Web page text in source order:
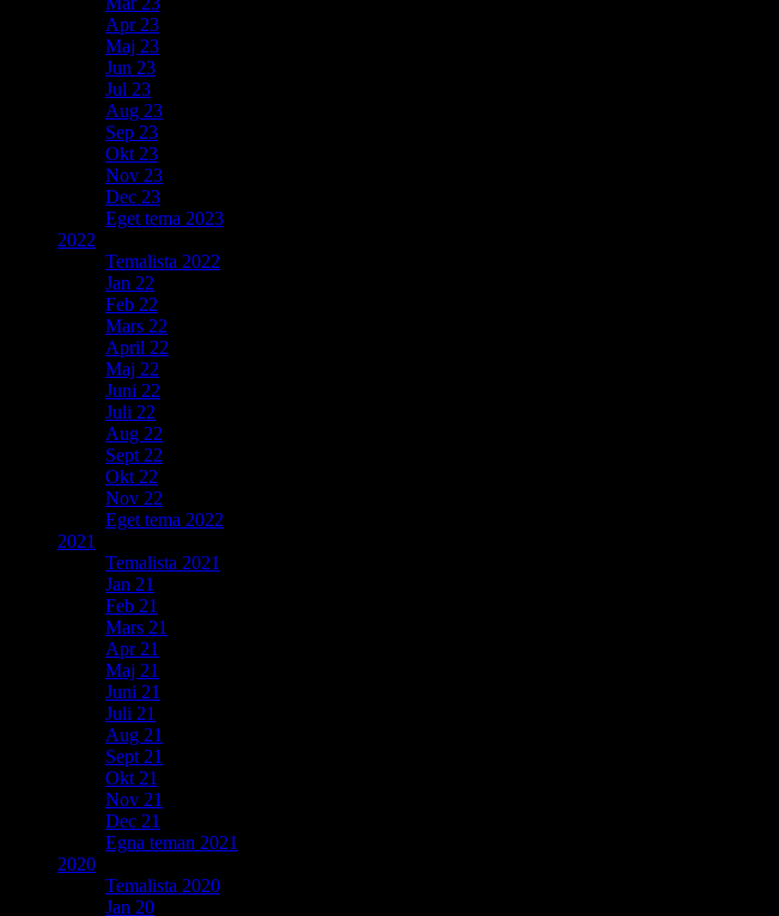
Apr 23
Maj 23
Jun 23
Jul 23
Aug 23
Sep 23
Okt 23
Nov 23
Dec 23
Eget tema 2023
2022
Temalista 2022
Jan 22
Feb 22
Mars 22
April 22
Maj 22
Juni 22
Juli 22
Aug 22
Sept 22
Okt 22
Nov 22
Eget tema 2022
2021
Temalista 2021
Jan 21
Feb 21
Mars 21
Apr 21
Maj 21
Juni 21
Juli 21
Aug 21
Sept 21
Okt 21
Nov 21
Dec 21
Egna teman 2021
2020
Temalista 2020
Jan 20